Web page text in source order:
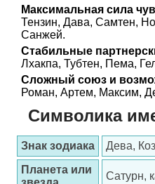
Максимальная сила
Тензин, Дава, Самтен,
Санжей.
Стабильные
Лхакпа, Тубтен, Пема,
Сложный союз и
Роман, Артем, Максим,
Символика
Знак зодиака
Дева,
Планета или
Сатурн,